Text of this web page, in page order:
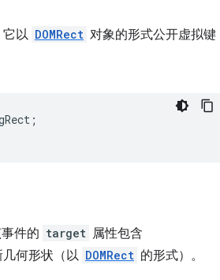
以 DOMRect 对象的形式公开虚拟键
;
件的 target 属性包含
何形状（以 DOMRect 的形式）。